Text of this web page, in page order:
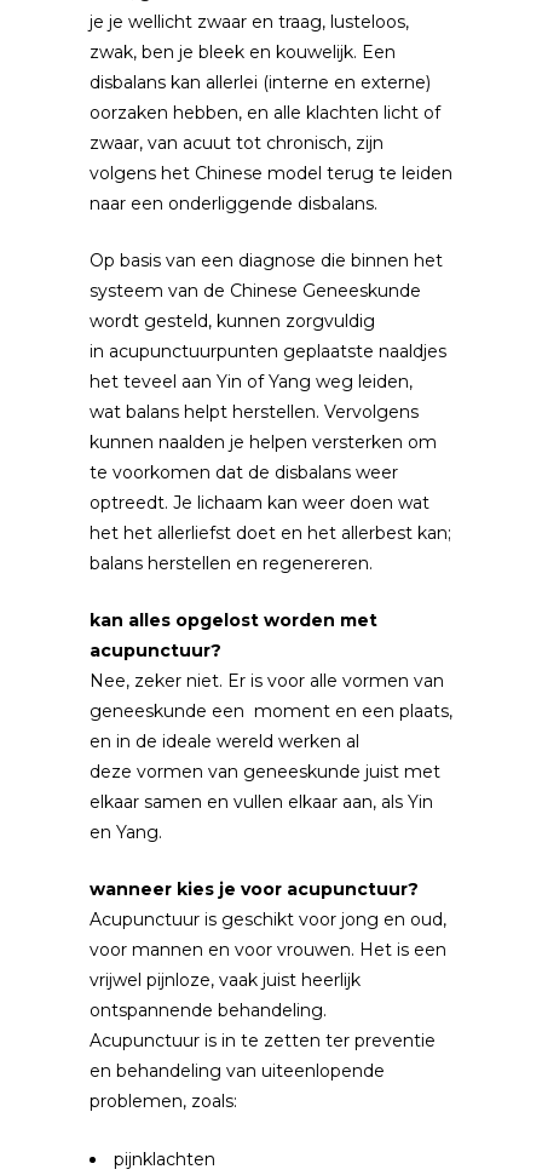
je je wellicht zwaar en traag, lusteloos,
zwak, ben je bleek en kouwelijk. Een
disbalans kan allerlei (interne en externe)
oorzaken hebben, en alle klachten licht of
zwaar, van acuut tot chronisch, zijn
volgens het Chinese model terug te leiden
naar een onderliggende disbalans.
Op basis van een diagnose die binnen het
systeem van de Chinese Geneeskunde
wordt gesteld, kunnen zorgvuldig
in acupunctuurpunten geplaatste naaldjes
het teveel aan Yin of Yang weg leiden,
wat balans helpt herstellen. Vervolgens
kunnen naalden je helpen versterken om
te voorkomen dat de disbalans weer
optreedt. Je lichaam kan weer doen wat
het het allerliefst doet en het allerbest kan;
balans herstellen en regenereren.
kan alles opgelost worden met
acupunctuur?
Nee, zeker niet. Er is voor alle vormen van
geneeskunde een moment en een plaats,
en in de ideale wereld werken al
deze vormen van geneeskunde juist met
elkaar samen en vullen elkaar aan, als Yin
en Yang.
wanneer kies je voor acupunctuur?
Acupunctuur is geschikt voor jong en oud,
voor mannen en voor vrouwen. Het is een
vrijwel pijnloze, vaak juist heerlijk
ontspannende behandeling.
Acupunctuur is in te zetten ter preventie
en behandeling van uiteenlopende
problemen, zoals:
pijnklachten